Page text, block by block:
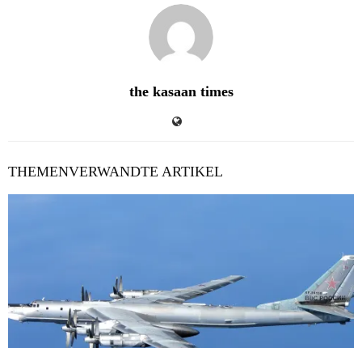
the kasaan times
THEMENVERWANDTE ARTIKEL